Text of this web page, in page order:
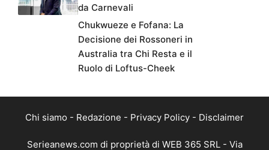
da Carnevali
Chukwueze e Fofana: La
Decisione dei Rossoneri in
Australia tra Chi Resta e il
Ruolo di Loftus-Cheek
Chi siamo - Redazione - Privacy Policy - Disclaimer
Serieanews.com di proprietà di WEB 365 SRL - Via